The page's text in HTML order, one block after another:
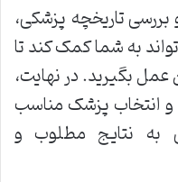
تاریخچه پزشکی،
به شما کمک کند تا
بگیرید. در نهایت،
انتخاب پزشک مناسب
به نتایج مطلوب و